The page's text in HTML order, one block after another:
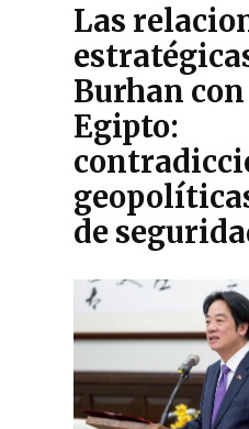
Las
Burhan
Egipto:
de